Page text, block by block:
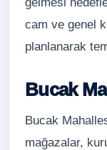
cam ve genel
planlanarak
Bucak
Bucak
mağazalar,